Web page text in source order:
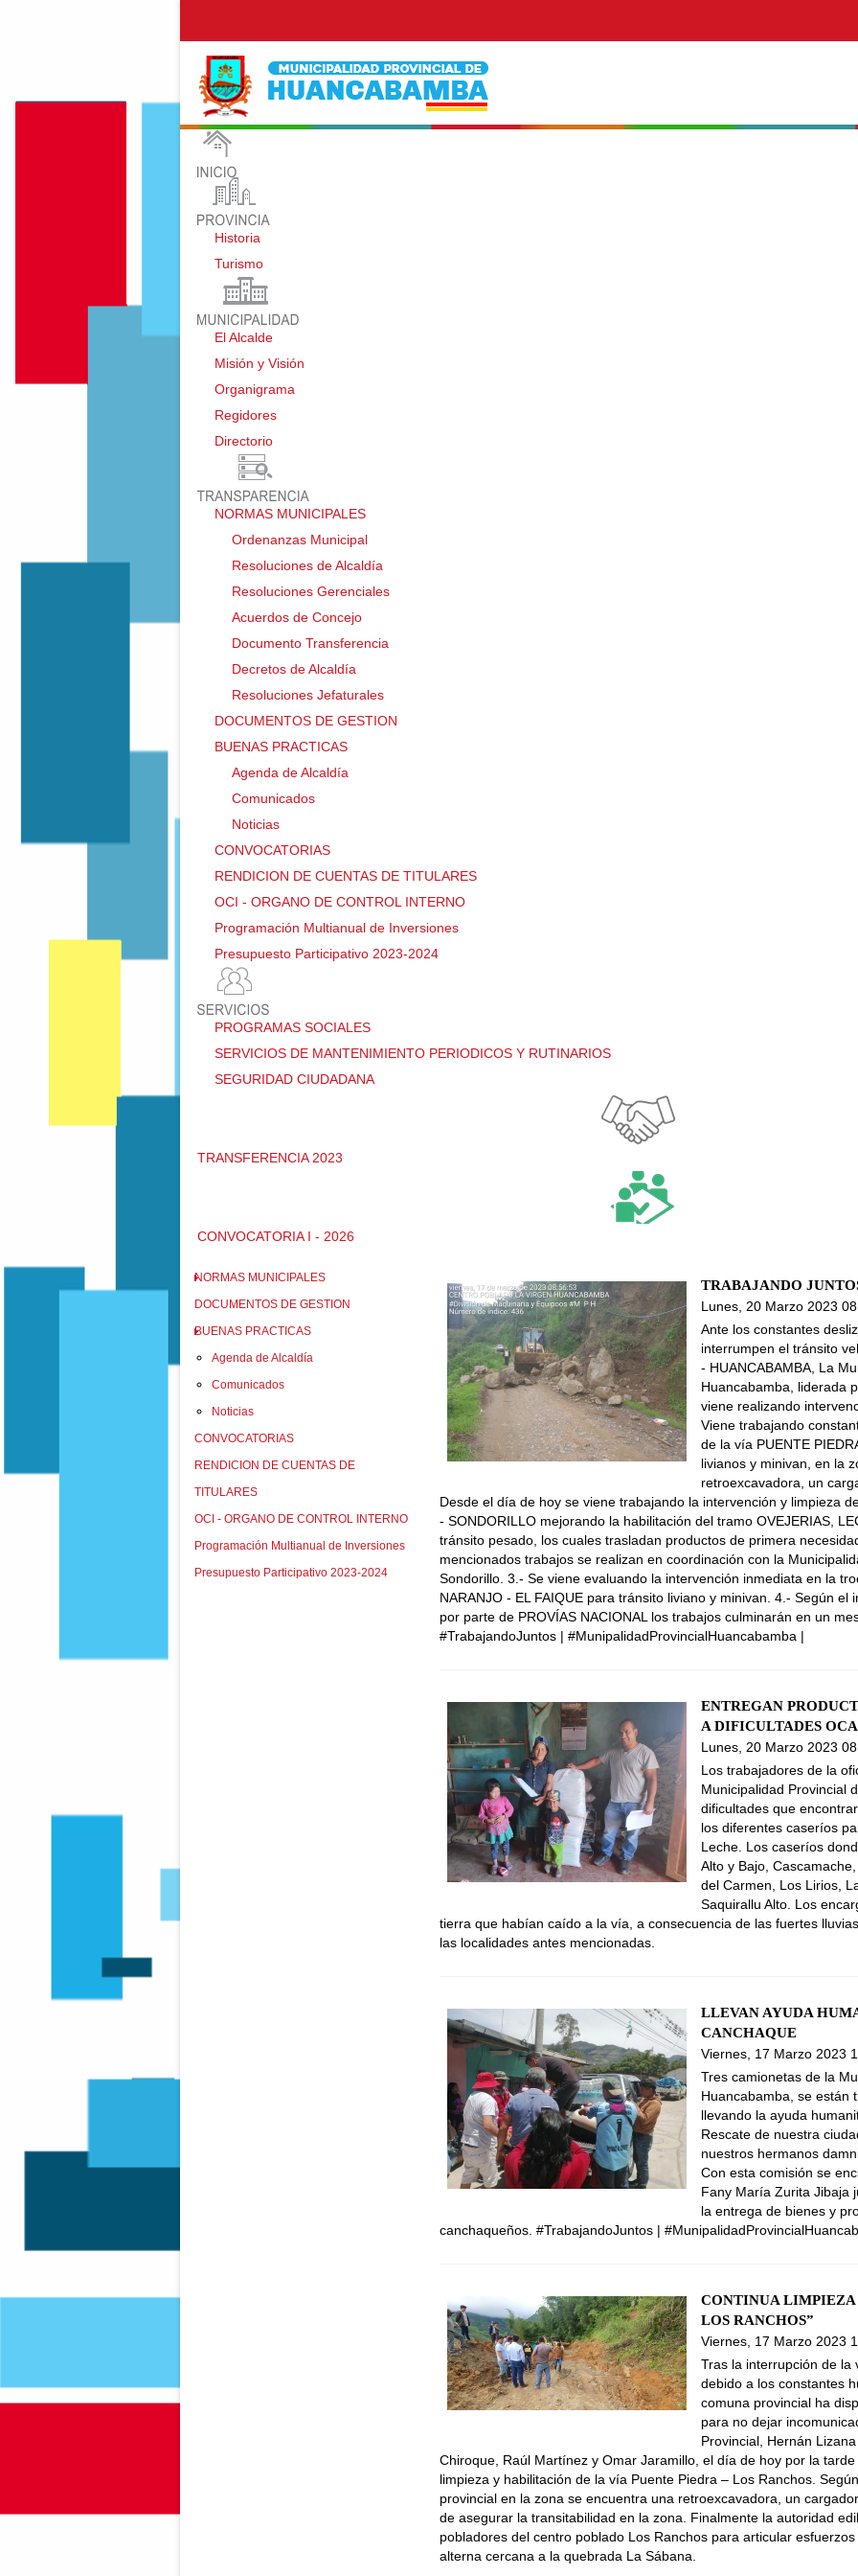
Historia
Turismo
El Alcalde
Misión y Visión
Organigrama
Regidores
Directorio ㅤ
NORMAS MUNICIPALES
Ordenanzas Municipal
Resoluciones de Alcaldía
Resoluciones Gerenciales
Acuerdos de Concejo
Documento Transferencia
Decretos de Alcaldía
Resoluciones Jefaturales
DOCUMENTOS DE GESTION
BUENAS PRACTICAS
Agenda de Alcaldía
Comunicados
Noticias
CONVOCATORIAS
RENDICION DE CUENTAS DE TITULARES
OCI - ORGANO DE CONTROL INTERNO
Programación Multianual de Inversiones
Presupuesto Participativo 2023-2024
PROGRAMAS SOCIALES
SERVICIOS DE MANTENIMIENTO PERIODICOS Y RUTINARIOS
SEGURIDAD CIUDADANA
TRANSFERENCIA 2023
CONVOCATORIA I - 2026
TRABAJANDO
Lunes, 20 Marzo 2023
Ante los constantes
interrumpen el tránsito
- HUANCABAMBA, La
Huancabamba, liderada
viene realizando
Viene trabajando
de la vía PUENTE
livianos y minivan, en la
retroexcavadora, un
Desde el día de hoy se viene trabajando la intervención y limpieza
- SONDORILLO mejorando la habilitación del tramo OVEJERIAS,
tránsito pesado, los cuales trasladan productos de primera
mencionados trabajos se realizan en coordinación con la
Sondorillo. 3.- Se viene evaluando la intervención inmediata en la
NARANJO - EL FAIQUE para tránsito liviano y minivan. 4.- Según
por parte de PROVÍAS NACIONAL los trabajos culminarán en un
#TrabajandoJuntos | #MunipalidadProvincialHuancabamba |
ENTREGAN
A DIFICULTADES
Lunes, 20 Marzo 2023
Los trabajadores de la
Municipalidad Provincial
dificultades que
los diferentes caseríos
Leche. Los caseríos
Alto y Bajo,
del Carmen, Los Lirios,
Saquirallu Alto. Los
tierra que habían caído a la vía, a consecuencia de las fuertes
las localidades antes mencionadas.
LLEVAN AYUDA
CANCHAQUE
Viernes, 17 Marzo 2023
Tres camionetas de la
Huancabamba, se están
llevando la ayuda
Rescate de nuestra
nuestros hermanos
Con esta comisión se
Fany María Zurita Jibaja
la entrega de bienes y
canchaqueños. #TrabajandoJuntos |
CONTINUA LIMPIEZA
LOS RANCHOS”
Viernes, 17 Marzo 2023
Tras la interrupción de
debido a los constantes
comuna provincial ha
para no dejar
Provincial, Hernán
Chiroque, Raúl Martínez y Omar Jaramillo, el día de hoy por la
limpieza y habilitación de la vía Puente Piedra – Los Ranchos.
provincial en la zona se encuentra una retroexcavadora, un
de asegurar la transitabilidad en la zona. Finalmente la autoridad
pobladores del centro poblado Los Ranchos para articular
alterna cercana a la quebrada La Sábana.
NORMAS MUNICIPALES
DOCUMENTOS DE GESTION
BUENAS PRACTICAS
Agenda de Alcaldía
Comunicados
Noticias
CONVOCATORIAS
RENDICION DE CUENTAS DE
TITULARES
OCI - ORGANO DE CONTROL INTERNO
Programación Multianual de Inversiones
Presupuesto Participativo 2023-2024